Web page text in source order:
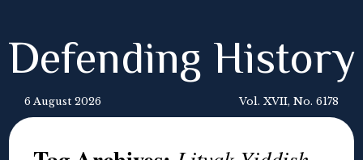
Defending History
6 August 2026 Vol. XVII, No. 6178